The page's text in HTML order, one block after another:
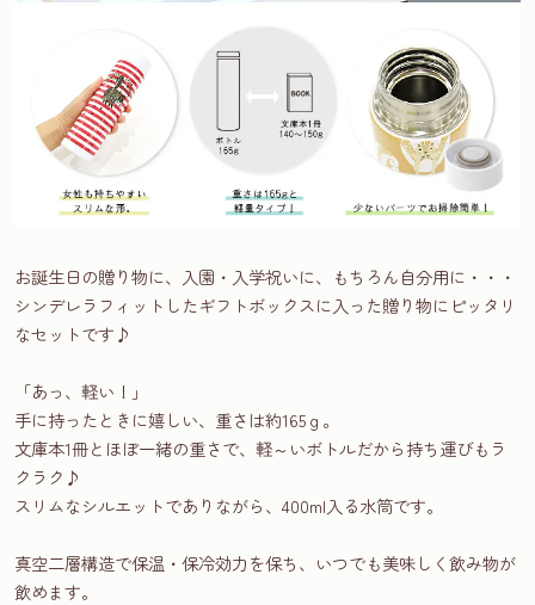
お誕生日の贈り物に、入園・入学祝いに、もちろん自分用に・・・
シンデレラフィットしたギフトボックスに入った贈り物にピッタリ
なセットです♪
「あっ、軽い！」
手に持ったときに嬉しい、重さは約165ｇ。
文庫本1冊とほぼ一緒の重さで、軽～いボトルだから持ち運びもラ
クラク♪
スリムなシルエットでありながら、400ml入る水筒です。
真空二層構造で保温・保冷効力を保ち、いつでも美味しく飲み物が
飲めます。